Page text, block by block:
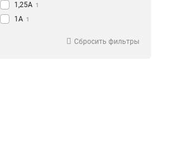
1,25А 1
1А 1
Сбросить фильтры